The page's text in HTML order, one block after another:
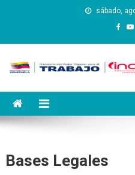
sábado,
Instituto
Bases Legales